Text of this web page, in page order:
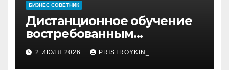
БИЗНЕС СОВЕТНИК
Дистанционное обучение
востребованным
профессиям
2 ИЮЛЯ 2026 PRISTROYKIN_